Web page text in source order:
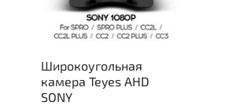
Широкоугольная
камера Teyes AHD
SONY